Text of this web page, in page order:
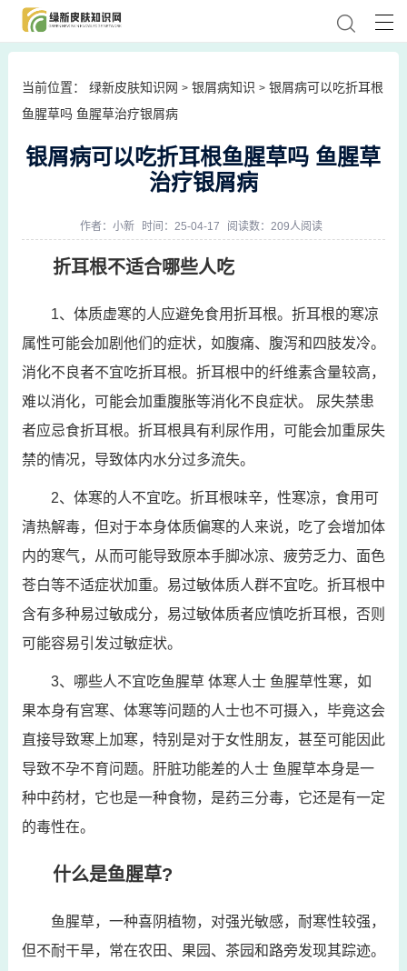
当前位置： 绿新皮肤知识网 > 银屑病知识 > 银屑病可以吃折耳根
鱼腥草吗 鱼腥草治疗银屑病
银屑病可以吃折耳根鱼腥草吗 鱼腥草
治疗银屑病
作者： 小新 时间：25-04-17 阅读数：209人阅读
折耳根不适合哪些人吃
1、体质虚寒的人应避免食用折耳根。折耳根的寒凉
属性可能会加剧他们的症状，如腹痛、腹泻和四肢发冷。
消化不良者不宜吃折耳根。折耳根中的纤维素含量较高，
难以消化，可能会加重腹胀等消化不良症状。 尿失禁患
者应忌食折耳根。折耳根具有利尿作用，可能会加重尿失
禁的情况，导致体内水分过多流失。
2、体寒的人不宜吃。折耳根味辛，性寒凉，食用可
清热解毒，但对于本身体质偏寒的人来说，吃了会增加体
内的寒气，从而可能导致原本手脚冰凉、疲劳乏力、面色
苍白等不适症状加重。易过敏体质人群不宜吃。折耳根中
含有多种易过敏成分，易过敏体质者应慎吃折耳根，否则
可能容易引发过敏症状。
3、哪些人不宜吃鱼腥草 体寒人士 鱼腥草性寒，如
果本身有宫寒、体寒等问题的人士也不可摄入，毕竟这会
直接导致寒上加寒，特别是对于女性朋友，甚至可能因此
导致不孕不育问题。肝脏功能差的人士 鱼腥草本身是一
种中药材，它也是一种食物，是药三分毒，它还是有一定
的毒性在。
什么是鱼腥草?
鱼腥草，一种喜阴植物，对强光敏感，耐寒性较强，
但不耐干旱，常在农田、果园、茶园和路旁发现其踪迹。